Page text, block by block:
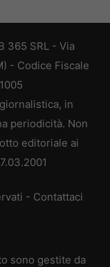
365 SRL - Via
- Codice Fiscale
in
periodicità. Non
editoriale ai
- Contattaci
sono gestite da